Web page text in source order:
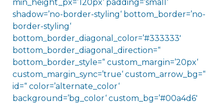
min_height_px=’120px‘ padding=’small‘
shadow=’no-border-styling‘ bottom_border=’no-
border-styling‘
bottom_border_diagonal_color=’#333333′
bottom_border_diagonal_direction=“
bottom_border_style=“ custom_margin=’20px‘
custom_margin_sync=’true‘ custom_arrow_bg=“
id=“ color=’alternate_color‘
background=’bg_color‘ custom_bg=’#00a4d6′